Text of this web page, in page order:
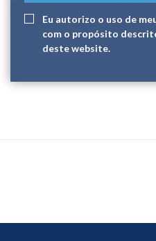
Eu autorizo ​​o uso de
com o propósito
deste website.